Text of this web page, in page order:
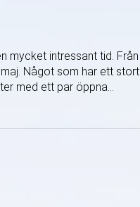
mycket intressant tid. Från
Något som har ett
med ett par öppna...